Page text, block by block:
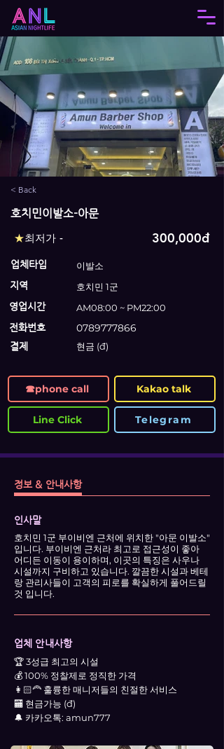
< Back
호치민이발소-아문
★최저가 - 300,000đ
업체타입
이발소
지역
호치민 1군
영업시간
AM08:00 ~ PM22:00
전화번호
0789777866
​결제 현금 (đ)
☎phone call Kakao talk
Line Click Telegram
정보 & 안내사항
인사말
호치민 1군 부이비엔 근처에 위치한 "아문 이발소"
입니다. 부이비엔 근처라 최고로 접근성이 좋아
어디든 이동이 용이하며, 이곳의 특징은 사우나
시설까지 구비하고 있습니다. 깔끔한 시설과 베테
랑 관리사들이 고객의 피로를 확실하게 풀어드릴
것 입니다.
업체 안내사항
🏆 3성급 최고의 시설
💰 100% 정찰제로 정직한 가격
👩🏻‍🦰 훌륭한 매니저들의 친절한 서비스
🏧 현금가능 (đ)
🔔 카카오톡: amun777